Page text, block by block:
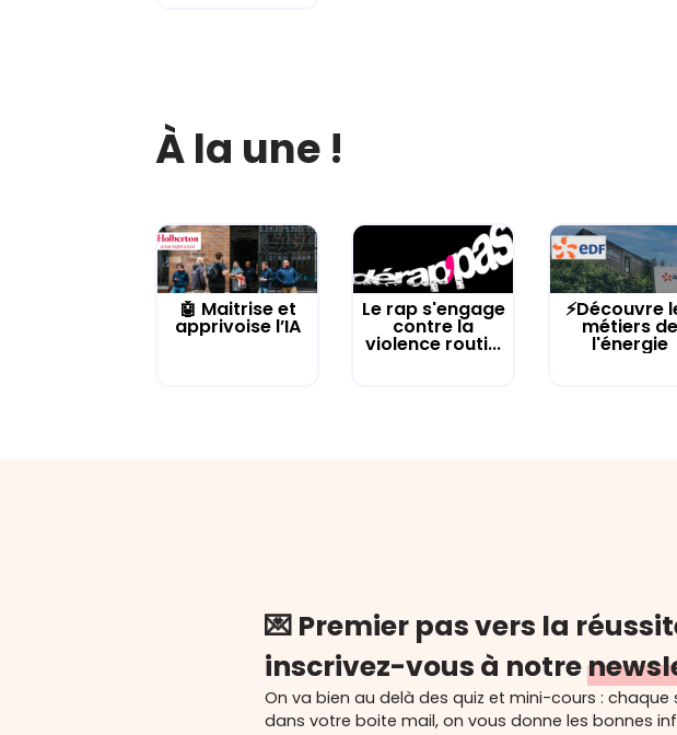
À la une !
🤖 Maitrise et
apprivoise l’IA
Le rap s'engage
contre la
violence routi...
⚡Découvre
métiers de
l'énergie
💌 Premier pas vers la
inscrivez-vous à notre
On va bien au delà des quiz et mini-cours : chaque
dans votre boite mail, on vous donne les bonnes